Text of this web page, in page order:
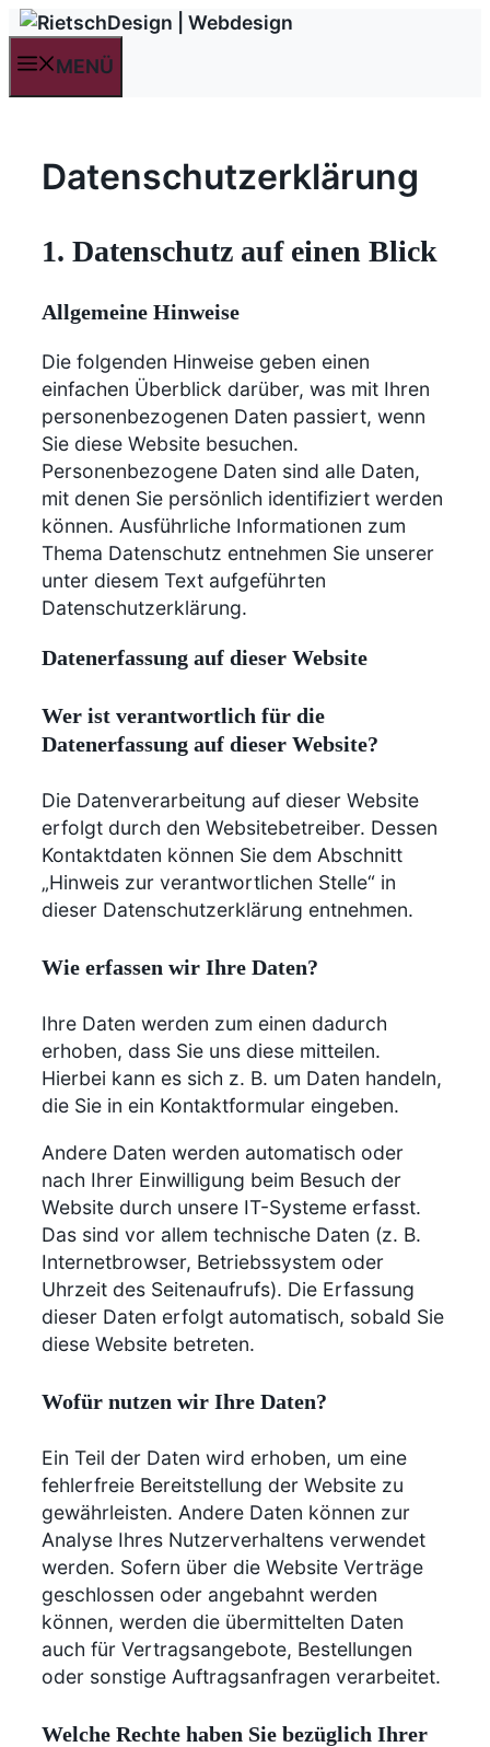
Zum
springenMENÜ
Datenschutzerklärung
1. Datenschutz auf einen Blick
Allgemeine Hinweise
Die folgenden Hinweise geben einen
einfachen Überblick darüber, was mit Ihren
personenbezogenen Daten passiert, wenn
Sie diese Website besuchen.
Personenbezogene Daten sind alle Daten,
mit denen Sie persönlich identifiziert werden
können. Ausführliche Informationen zum
Thema Datenschutz entnehmen Sie unserer
unter diesem Text aufgeführten
Datenschutzerklärung.
Datenerfassung auf dieser Website
Wer ist verantwortlich für die
Datenerfassung auf dieser Website?
Die Datenverarbeitung auf dieser Website
erfolgt durch den Websitebetreiber. Dessen
Kontaktdaten können Sie dem Abschnitt
„Hinweis zur verantwortlichen Stelle“ in
dieser Datenschutzerklärung entnehmen.
Wie erfassen wir Ihre Daten?
Ihre Daten werden zum einen dadurch
erhoben, dass Sie uns diese mitteilen.
Hierbei kann es sich z. B. um Daten handeln,
die Sie in ein Kontaktformular eingeben.
Andere Daten werden automatisch oder
nach Ihrer Einwilligung beim Besuch der
Website durch unsere IT-Systeme erfasst.
Das sind vor allem technische Daten (z. B.
Internetbrowser, Betriebssystem oder
Uhrzeit des Seitenaufrufs). Die Erfassung
dieser Daten erfolgt automatisch, sobald Sie
diese Website betreten.
Wofür nutzen wir Ihre Daten?
Ein Teil der Daten wird erhoben, um eine
fehlerfreie Bereitstellung der Website zu
gewährleisten. Andere Daten können zur
Analyse Ihres Nutzerverhaltens verwendet
werden. Sofern über die Website Verträge
geschlossen oder angebahnt werden
können, werden die übermittelten Daten
auch für Vertragsangebote, Bestellungen
oder sonstige Auftragsanfragen verarbeitet.
Welche Rechte haben Sie bezüglich Ihrer